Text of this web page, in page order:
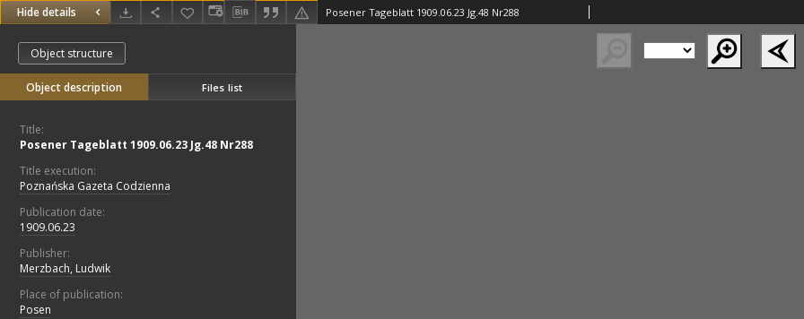
Hide details Posener Tageblatt 1909.06.23 Jg.48 Nr288
Object structure
Object description Files list
Title:
Posener Tageblatt 1909.06.23 Jg.48 Nr288
Title execution:
Poznańska Gazeta Codzienna
Publication date:
1909.06.23
Publisher:
Merzbach, Ludwik
Place of publication:
Posen